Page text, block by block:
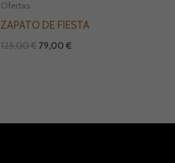
Ofertas
ZAPATO DE FIESTA
125,00€ 79,00 €